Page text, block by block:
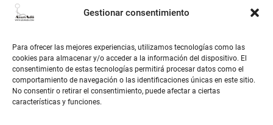
Gestionar consentimiento
Para ofrecer las mejores experiencias, utilizamos tecnologías como las
cookies para almacenar y/o acceder a la información del dispositivo. El
consentimiento de estas tecnologías permitirá procesar datos como el
comportamiento de navegación o las identificaciones únicas en este sitio.
No consentir o retirar el consentimiento, puede afectar a ciertas
características y funciones.
la mism para ello.
©AsunAdá ​Gracias.